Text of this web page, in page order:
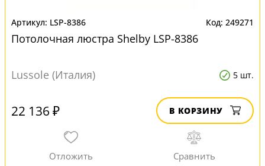
LSP-8386 249271
Потолочная люстра Shelby LSP-8386
Lussole (Италия) 5 шт.
22 136 ₽ В КОРЗИНУ